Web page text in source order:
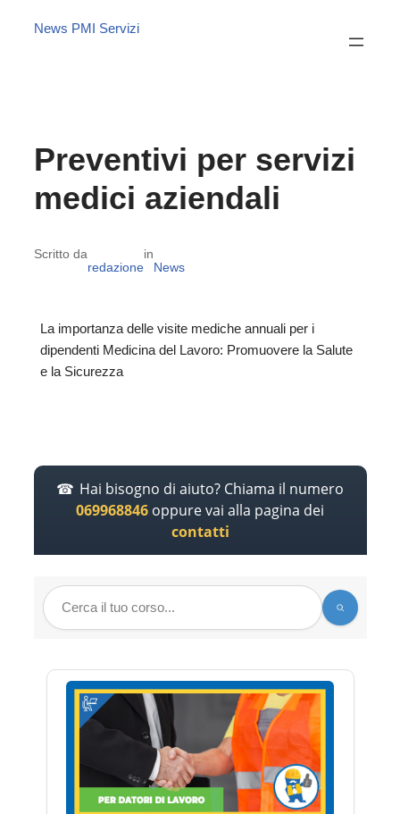
News PMI Servizi
Preventivi per servizi
medici aziendali
Scritto da
redazione
in
News
La importanza delle visite mediche annuali per i
dipendenti Medicina del Lavoro: Promuovere la Salute
e la Sicurezza
Hai bisogno di aiuto? Chiama il numero
069968846 oppure vai alla pagina dei
contatti